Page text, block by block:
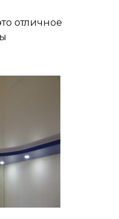
отличное